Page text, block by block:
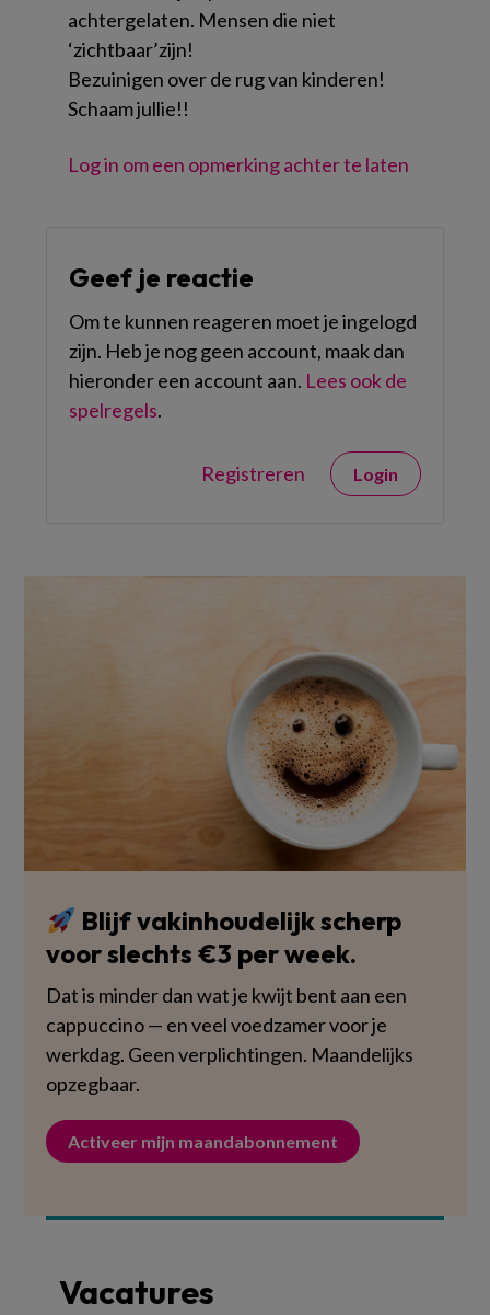
achtergelaten. Mensen die niet
‘zichtbaar’zijn!
Bezuinigen over de rug van kinderen!
Schaam jullie!!
Log in om een opmerking achter te laten
Geef je reactie
Om te kunnen reageren moet je ingelogd
zijn. Heb je nog geen account, maak dan
hieronder een account aan. Lees ook de
spelregels.
Registreren Login
Blijf vakinhoudelijk scherp
voor slechts €3 per week.
Dat is minder dan wat je kwijt bent aan een
cappuccino — en veel voedzamer voor je
werkdag. Geen verplichtingen. Maandelijks
opzegbaar.
Activeer mijn maandabonnement
Vacatures